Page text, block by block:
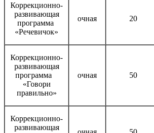
Коррекционно-
развивающая
программа
«Речевичок»
очная 20
Коррекционно-
развивающая
программа
«Говори
правильно»
очная 50
Коррекционно-
развивающая